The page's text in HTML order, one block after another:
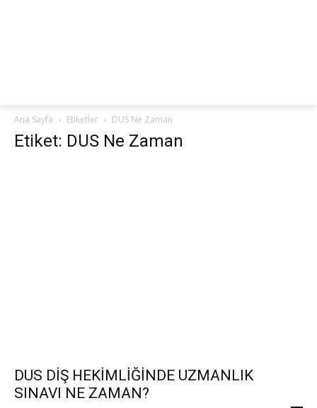
Ana Sayfa Etiketler DUS Ne Zaman
Etiket: DUS Ne Zaman
DUS DİŞ HEKİMLİĞİNDE UZMANLIK
SINAVI NE ZAMAN?